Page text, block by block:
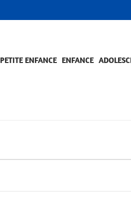
PETITE ENFANCE ENFANCE